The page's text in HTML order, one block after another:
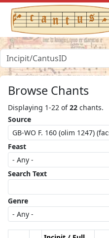
Browse Chants
Displaying 1-22 of22 chants.
Source
Feast
Search Text
Genre